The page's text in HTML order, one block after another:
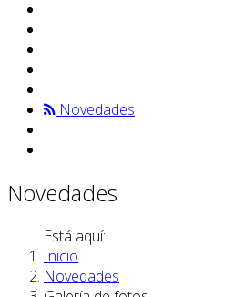
Novedades
Novedades
Está aquí:
Inicio
Novedades